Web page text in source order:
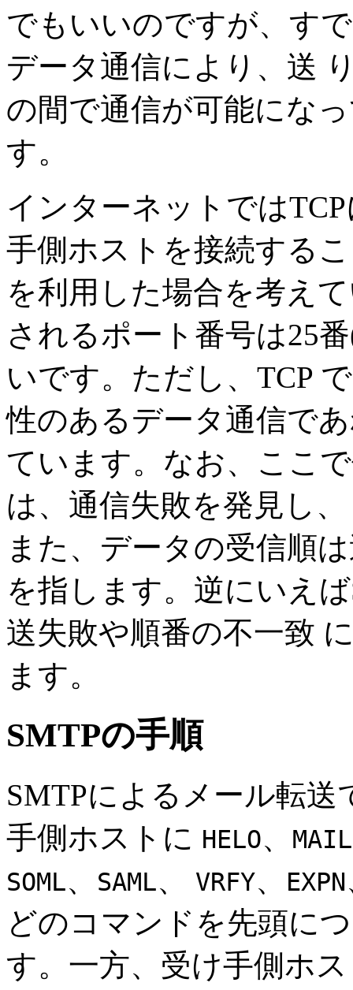
でもいいのですが、す
データ通信により、送
の間で通信が可能にな
す。
インターネットでは
手側ホストを接続する
を利用した場合を考え
されるポート番号は25
いです。ただし、TCP
性のあるデータ通信で
ています。なお、ここ
は、通信失敗を発見し
また、データの受信順
を指します。逆にいえ
送失敗や順番の不一致
ます。
SMTPの手順
SMTPによるメール転
手側ホストに HELO、 MAIL
SOML、 SAML、 VRFY、 EXPN
どのコマンドを先頭に
す。一方、受け手側ホ